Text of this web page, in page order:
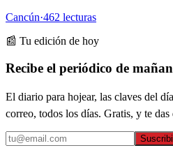
Cancún·462 lecturas
📰 Tu edición de hoy
Recibe el periódico de
El diario para hojear, las claves del
correo, todos los días. Gratis, y te